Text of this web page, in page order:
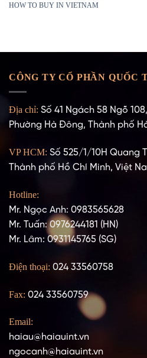
HOW TO BUY IN VIETNAM
CÔNG TY CỔ PHẦN QUỐC
Địa chỉ: Số 41 Ngách 58 Ngõ
Phường Hà Đông, Thành phố
VP HCM: Số 525/1/10H Quang
Thành phố Hồ Chí Minh, Việt
Hotline:
Mr. Ngọc Anh: 0983565628
Mr. Tuấn: 0976244181 (HN)
Mr. Lâm: 0931145765 (SG)
Điện thoại: 024 33560758
Fax: 024 33560759
Email:
haiau@haiauint.vn
ngocanh@haiauint.vn